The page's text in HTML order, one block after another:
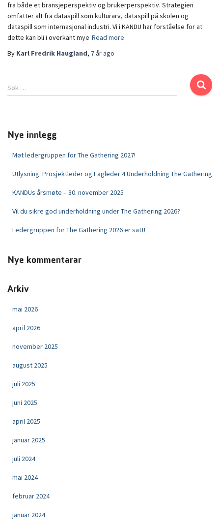
fra både et bransjeperspektiv og brukerperspektiv. Strategien
omfatter alt fra dataspill som kulturarv, dataspill på skolen og
dataspill som internasjonal industri. Vi i KANDU har forståelse for at
dette kan bli i overkant mye Read more
By Karl Fredrik Haugland, 7 år ago
Søk …
Nye innlegg
Møt ledergruppen for The Gathering 2027!
Utlysning: Prosjektleder og Fagleder 4 Underholdning The Gathering
KANDUs årsmøte – 30. november 2025
Vil du sikre god underholdning under The Gathering 2026?
Ledergruppen for The Gathering 2026 er satt!
Nye kommentarar
Arkiv
mai 2026
april 2026
november 2025
august 2025
juli 2025
juni 2025
april 2025
januar 2025
juli 2024
mai 2024
februar 2024
januar 2024